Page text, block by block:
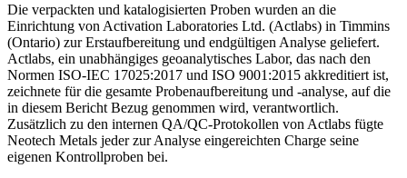
Die verpackten und katalogisierten Proben wurden an die
Einrichtung von Activation Laboratories Ltd. (Actlabs) in Timmins
(Ontario) zur Erstaufbereitung und endgültigen Analyse geliefert.
Actlabs, ein unabhängiges geoanalytisches Labor, das nach den
Normen ISO-IEC 17025:2017 und ISO 9001:2015 akkreditiert ist,
zeichnete für die gesamte Probenaufbereitung und -analyse, auf die
in diesem Bericht Bezug genommen wird, verantwortlich.
Zusätzlich zu den internen QA/QC-Protokollen von Actlabs fügte
Neotech Metals jeder zur Analyse eingereichten Charge seine
eigenen Kontrollproben bei.